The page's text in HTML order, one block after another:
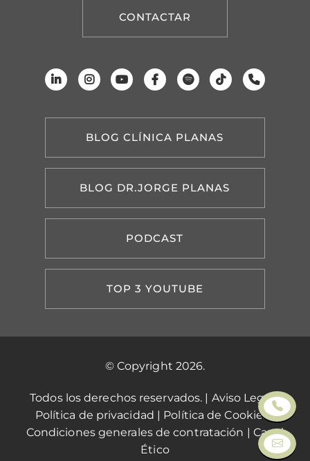
CONTACTAR
BLOG CLÍNICA PLANAS
BLOG DR.JORGE PLANAS
PODCAST
TOP 3 YOUTUBE
© Copyright 2026.
Todos los derechos reservados. | Aviso Legal|
Política de privacidad | Política de Cookies|
Condiciones generales de contratación | Canal
Ético